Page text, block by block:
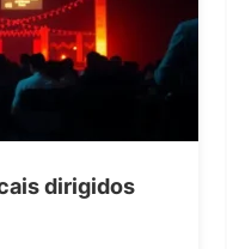
dirigidos